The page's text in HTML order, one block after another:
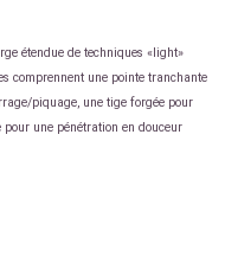
étendue de techniques «light»
comprennent une pointe tranchante
piquage, une tige forgée pour
pour une pénétration en douceur